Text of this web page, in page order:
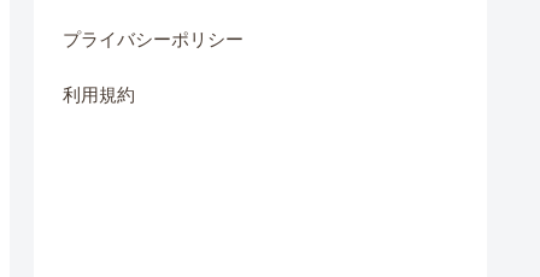
プライバシーポリシー
利用規約